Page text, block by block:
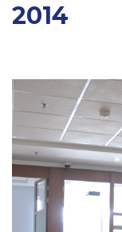
2014